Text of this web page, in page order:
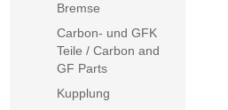
Bremse
Carbon- und GFK
Teile / Carbon and
GF Parts
Kupplung